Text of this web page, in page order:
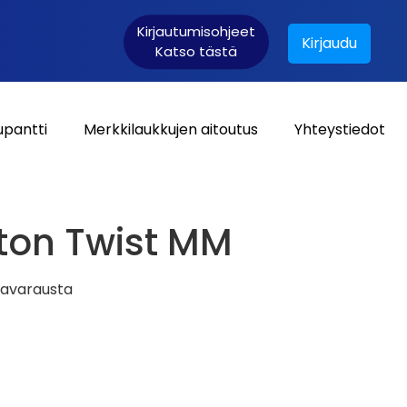
Kirjautumisohjeet
Katso tästä Kirjaudu
Merkkilaukkujen aitoutus Yhteystiedot
Twist MM